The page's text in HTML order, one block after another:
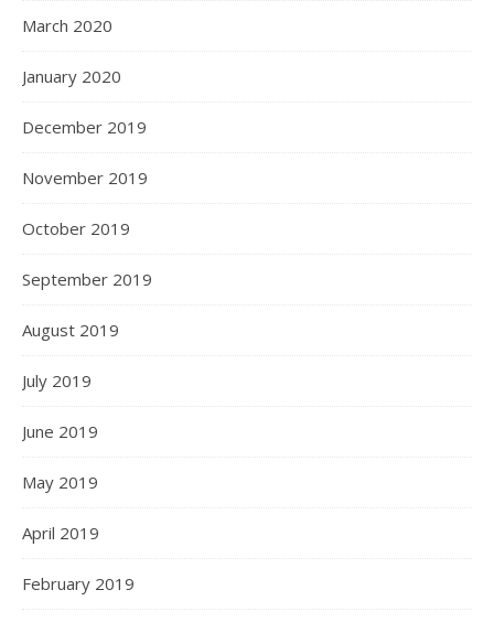
March 2020
January 2020
December 2019
November 2019
October 2019
September 2019
August 2019
July 2019
June 2019
May 2019
April 2019
February 2019